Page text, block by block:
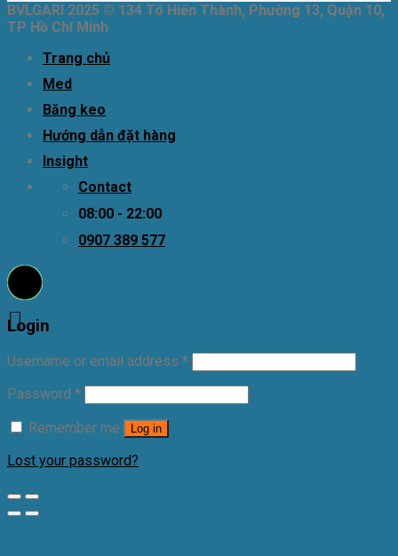
BVLGARI 2025 © 134 Tô Hiến Thành, Phường 13, Quận 10,
TP Hồ Chí Minh
Trang chủ
Med
Băng keo
Hướng dẫn đặt hàng
Insight
Contact
08:00 - 22:00
0907 389 577
Login
Username or email address *
Password *
Remember me
Log in
Lost your password?